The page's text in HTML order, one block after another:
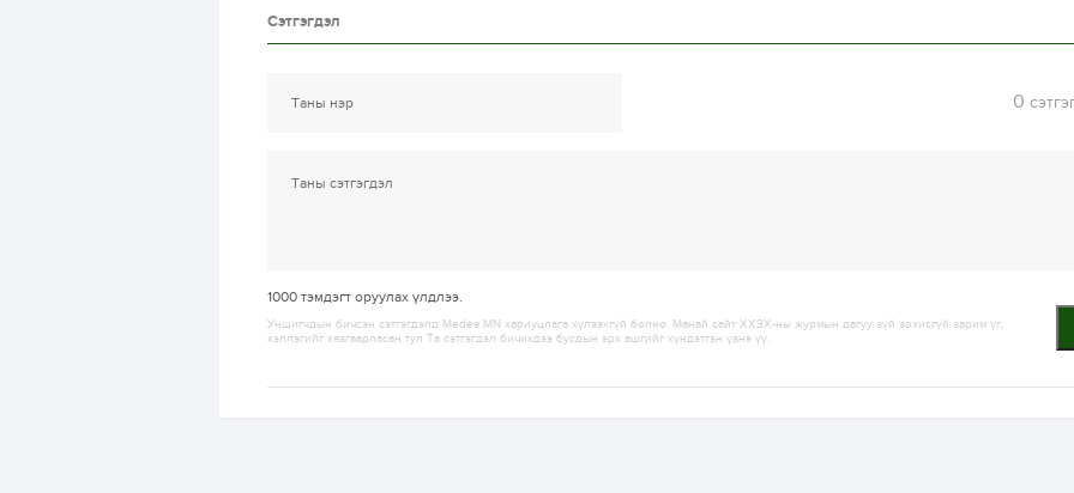
Сэтгэгдэл
0
1000 тэмдэгт оруулах үлдлээ.
Уншигчдын бичсэн сэтгэгдэлд Medee.MN хариуцлага хүлээхгүй болно. Манай сайт ХХЗХ-ны журмын дагуу зүй зохисгүй зарим үг,
хэллэгийг хязгаарласан тул Та сэтгэгдэл бичихдээ бусдын эрх ашгийг хүндэтгэн үзнэ үү.